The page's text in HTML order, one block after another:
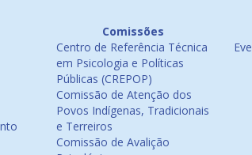
Comissões
Centro de Referência Técnica
em Psicologia e Políticas
Públicas (CREPOP)
Comissão de Atenção dos
Povos Indígenas, Tradicionais
e Terreiros
Comissão de Avalição